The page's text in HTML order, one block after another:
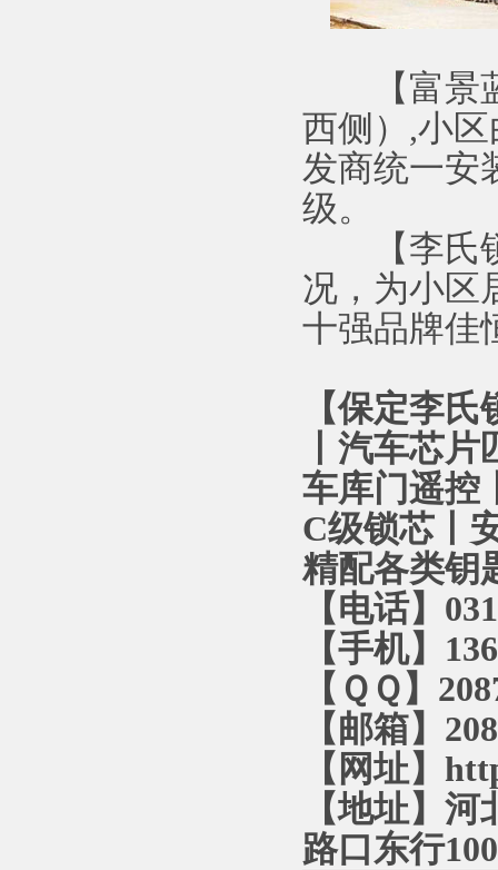
【富景蓝
西侧）,小
发商统一安
级。
【李氏锁
况，为小区
十强品牌佳
【保定李
丨汽车芯
车库门遥控
C级锁芯丨
精配各类钥
【电话】
【手机】
【ＱＱ】
【邮箱】
【网址】
【地址】
路口东行